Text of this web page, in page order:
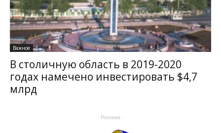
Важное
В столичную область в 2019-2020
годах намечено инвестировать $4,7
млрд
- Реклама -